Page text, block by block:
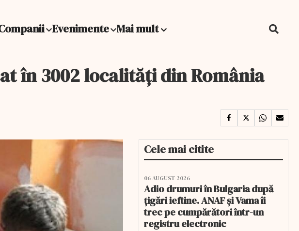
Evenimente Mai mult
în 3002 localități din România
Cele mai citite
06 AUGUST 2026
Adio drumuri în Bulgaria după
țigări ieftine. ANAF și Vama îi
trec pe cumpărători într-un
registru electronic